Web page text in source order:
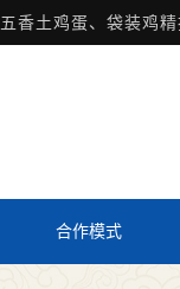
五香土鸡蛋、袋装鸡
合作模式